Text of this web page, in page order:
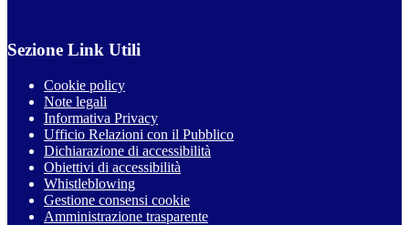
Sezione Link Utili
Cookie policy
Note legali
Informativa Privacy
Ufficio Relazioni con il Pubblico
Dichiarazione di accessibilità
Obiettivi di accessibilità
Whistleblowing
Gestione consensi cookie
Amministrazione trasparente